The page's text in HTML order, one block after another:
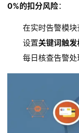
0%的扣分风险：
在实时告警模
设置关键词触发
每日核查告警